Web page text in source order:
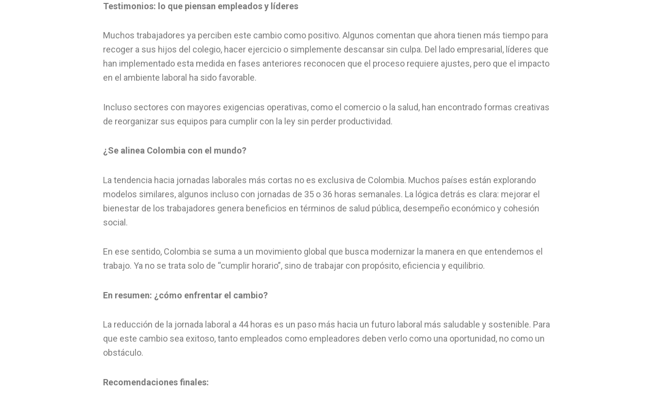
Testimonios: lo que piensan empleados y líderes
Muchos trabajadores ya perciben este cambio como positivo. Algunos comentan que ahora tienen más tiempo para
recoger a sus hijos del colegio, hacer ejercicio o simplemente descansar sin culpa. Del lado empresarial, líderes que
han implementado esta medida en fases anteriores reconocen que el proceso requiere ajustes, pero que el impacto
en el ambiente laboral ha sido favorable.
Incluso sectores con mayores exigencias operativas, como el comercio o la salud, han encontrado formas creativas
de reorganizar sus equipos para cumplir con la ley sin perder productividad.
¿Se alinea Colombia con el mundo?
La tendencia hacia jornadas laborales más cortas no es exclusiva de Colombia. Muchos países están explorando
modelos similares, algunos incluso con jornadas de 35 o 36 horas semanales. La lógica detrás es clara: mejorar el
bienestar de los trabajadores genera beneficios en términos de salud pública, desempeño económico y cohesión
social.
En ese sentido, Colombia se suma a un movimiento global que busca modernizar la manera en que entendemos el
trabajo. Ya no se trata solo de “cumplir horario”, sino de trabajar con propósito, eficiencia y equilibrio.
En resumen: ¿cómo enfrentar el cambio?
La reducción de la jornada laboral a 44 horas es un paso más hacia un futuro laboral más saludable y sostenible. Para
que este cambio sea exitoso, tanto empleados como empleadores deben verlo como una oportunidad, no como un
obstáculo.
Recomendaciones finales: